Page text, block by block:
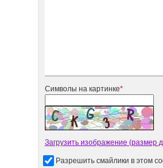
Символы на картинке*
Загрузить изображение (размер
Разрешить смайлики в этом